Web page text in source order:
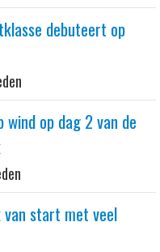
debuteert op
wind op dag 2 van de
van start met veel